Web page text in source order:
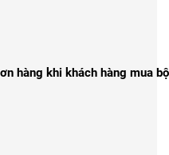
hàng khi khách hàng mua